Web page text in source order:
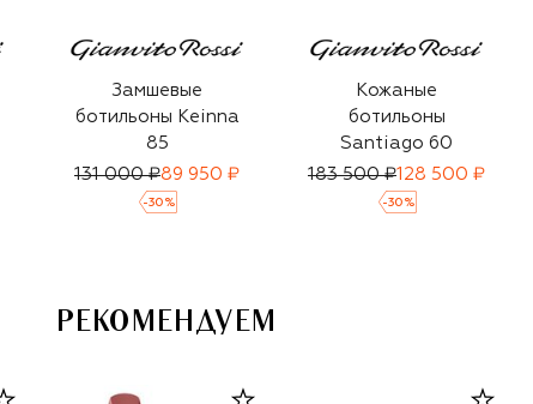
Замшевые
ботильоны Keinna
85
131 000 ₽89 950 ₽
-30 %
Кожаные
ботильоны
Santiago 60
183 500 ₽128 500 ₽
-30 %
РЕКОМЕНДУЕМ